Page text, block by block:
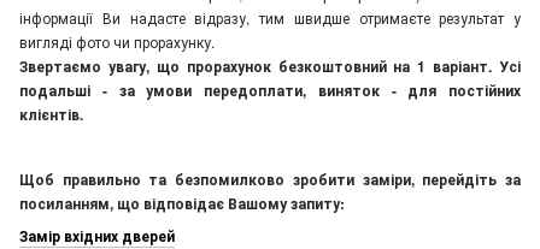
інформації Ви надасте відразу, тим швидше отримаєте результат у
вигляді фото чи прорахунку.
Звертаємо увагу, що прорахунок безкоштовний на 1 варіант. Усі
подальші - за умови передоплати, виняток - для постійних
клієнтів.
Щоб правильно та безпомилково зробити заміри, перейдіть за
посиланням, що відповідає Вашому запиту:
Замір вхідних дверей